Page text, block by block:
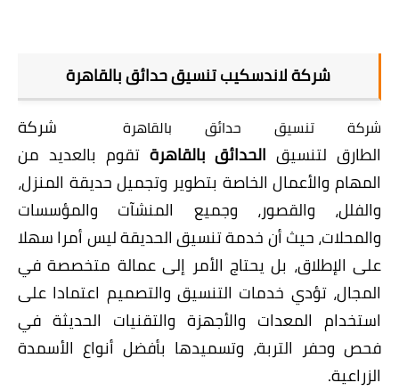
شركة لاندسكيب تنسيق حدائق بالقاهرة
شركة تنسيق حدائق بالقاهرة
شركة
الطارقلتنسيق الحدائق بالقاهرة تقوم بالعديد من
المهام والأعمال الخاصة بتطوير وتجميل حديقة المنزل،
والفلل، والقصور، وجميع المنشآت والمؤسسات
والمحلات، حيث أن خدمة تنسيق الحديقة ليس أمرا سهلا
على الإطلاق، بل يحتاج الأمر إلى عمالة متخصصة في
المجال، تؤدي خدمات التنسيق والتصميم اعتمادا على
استخدام المعدات والأجهزة والتقنيات الحديثة في
فحص وحفر التربة، وتسميدها بأفضل أنواع الأسمدة
الزراعية.